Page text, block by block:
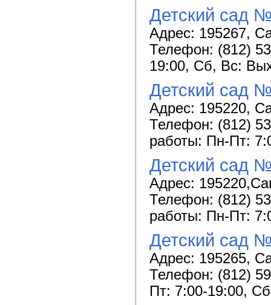
Детский сад
Адрес: 195267,
Телефон: (812)
19:00, Сб, Вс:
Детский сад
Адрес: 195220,
Телефон: (812)
работы: Пн-Пт:
Детский сад
Адрес:
Телефон: (812)
работы: Пн-Пт:
Детский сад
Адрес: 195265,
Телефон: (812)
Пт: 7:00-19:00,